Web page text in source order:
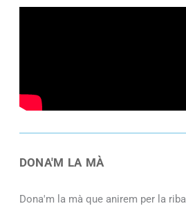
DONA'M LA MÀ
Dona'm la mà que anirem per la riba